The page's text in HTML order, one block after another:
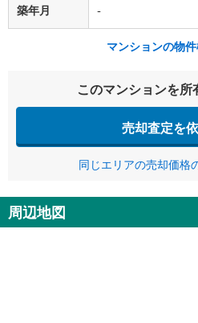
築年月 -
マンションの物
このマンションを
売却査定を
同じエリアの売却価格
周辺地図